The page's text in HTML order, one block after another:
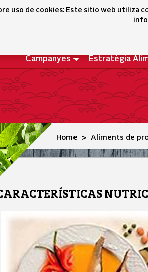
uso de cookies: Este sitio web utiliza
Campanyes Estratègia
Home Aliments de